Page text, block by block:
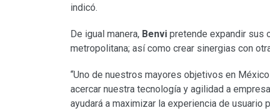
indicó.
De igual manera, Benvi pretende expandir sus
metropolitana; así como crear sinergias con
“Uno de nuestros mayores objetivos en
acercar nuestra tecnología y agilidad a
ayudará a maximizar la experiencia de usuario